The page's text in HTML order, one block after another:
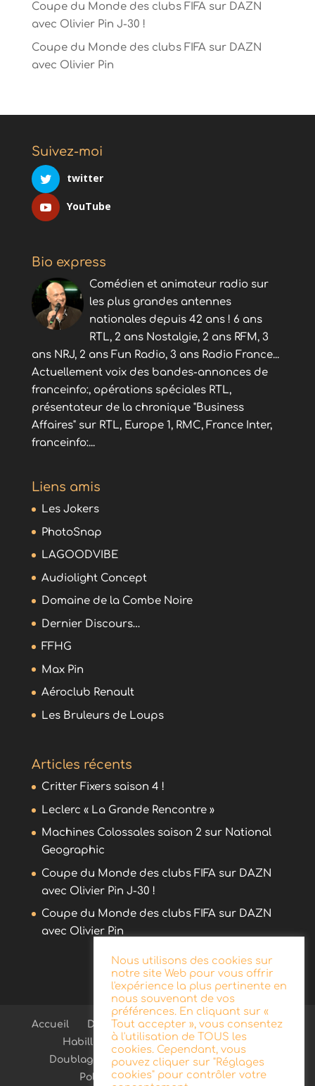
Coupe du Monde des clubs FIFA sur DAZN
avec Olivier Pin J-30 !
Coupe du Monde des clubs FIFA sur DAZN
avec Olivier Pin
Suivez-moi
twitter
YouTube
Bio express
Comédien et animateur radio sur
les plus grandes antennes
nationales depuis 42 ans ! 6 ans
RTL, 2 ans Nostalgie, 2 ans RFM, 3
ans NRJ, 2 ans Fun Radio, 3 ans Radio France...
Actuellement voix des bandes-annonces de
franceinfo:, opérations spéciales RTL,
présentateur de la chronique "Business
Affaires" sur RTL, Europe 1, RMC, France Inter,
franceinfo:...
Liens amis
Les Jokers
PhotoSnap
LAGOODVIBE
Audiolight Concept
Domaine de la Combe Noire
Dernier Discours…
FFHG
Max Pin
Aéroclub Renault
Les Bruleurs de Loups
Articles récents
Critter Fixers saison 4 !
Leclerc « La Grande Rencontre »
Machines Colossales saison 2 sur National
Geographic
Coupe du Monde des clubs FIFA sur DAZN
avec Olivier Pin J-30 !
Coupe du Monde des clubs FIFA sur DAZN
avec Olivier Pin
Accueil Démo Blog Radio
Publicité
Habillage d’antenne
Télévision
Doublage
Documentaire
Contact
Politique de confidentialité
Nous utilisons des cookies sur
notre site Web pour vous offrir
l'expérience la plus pertinente en
nous souvenant de vos
préférences. En cliquant sur «
Tout accepter », vous consentez
à l'utilisation de TOUS les
cookies. Cependant, vous
pouvez cliquer sur "Réglages
cookies" pour contrôler votre